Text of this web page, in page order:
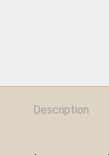
Description